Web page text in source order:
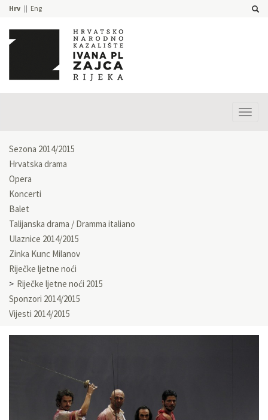
Hrv Eng
Sezona 2014/2015
Hrvatska drama
Opera
Koncerti
Balet
Talijanska drama / Dramma italiano
Ulaznice 2014/2015
Zinka Kunc Milanov
Riječke ljetne noći
Riječke ljetne noći 2015
Sponzori 2014/2015
Vijesti 2014/2015